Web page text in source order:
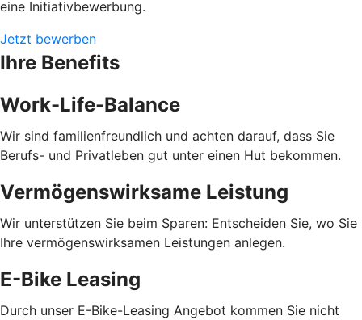
eine Initiativbewerbung.
Jetzt bewerben
Ihre Benefits
Work-Life-Balance
Wir sind familienfreundlich und achten darauf, dass Sie
Berufs- und Privatleben gut unter einen Hut bekommen.
Vermögenswirksame Leistung
Wir unterstützen Sie beim Sparen: Entscheiden Sie, wo Sie
Ihre vermögenswirksamen Leistungen anlegen.
E-Bike Leasing
Durch unser E-Bike-Leasing Angebot kommen Sie nicht